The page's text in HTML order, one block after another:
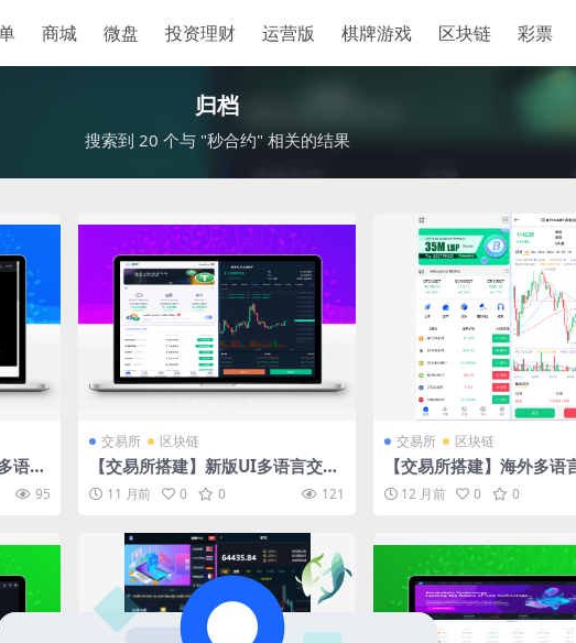
商城 微盘 投资理财 运营版 棋牌游戏 区块链 彩票
归档
搜索到 20 个与 "秒合约" 相关的结果
语言
/新币
95
交易所 区块链
【交易所搭建】新版UI多语言交易
所/锁仓挖矿/币币秒合约交易所/双
端源码
11 月前 0 0 121
交易所 区块链
【交易所搭建】海外多语
入带dapp盗U交易所源
易/秒合约/脚本齐全
12 月前 0 0